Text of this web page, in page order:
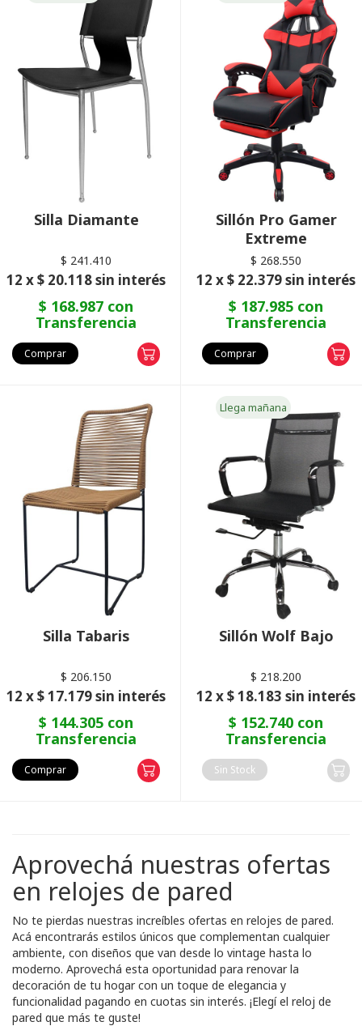
Silla Diamante
$ 241.410
12 x $ 20.118 sin interés
$ 168.987 con
Transferencia
Comprar
Sillón Pro Gamer
Extreme
$ 268.550
12 x $ 22.379 sin interés
$ 187.985 con
Transferencia
Comprar
Silla Tabaris
$ 206.150
12 x $ 17.179 sin interés
$ 144.305 con
Transferencia
Comprar
Llega mañana
Sillón Wolf Bajo
$ 218.200
12 x $ 18.183 sin interés
$ 152.740 con
Transferencia
Sin Stock
Aprovechá nuestras ofertas
en relojes de pared
No te pierdas nuestras increíbles ofertas en relojes de pared.
Acá encontrarás estilos únicos que complementan cualquier
ambiente, con diseños que van desde lo vintage hasta lo
moderno. Aprovechá esta oportunidad para renovar la
decoración de tu hogar con un toque de elegancia y
funcionalidad pagando en cuotas sin interés. ¡Elegí el reloj de
pared que más te guste!